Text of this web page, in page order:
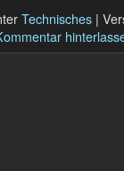
Technisches |